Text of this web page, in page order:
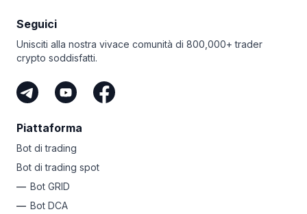
e ordini smart illimitati. Per non parlare dei futures, trailing
e del Take Profit per tutti i bot. Niente più FOMO: questo
piano ti consente di trarre profitto da ogni opportunità!
semplice per automatizzare i tuoi profitti. Perché non
iscriverti oggi e scatenare la tua anima crypto
Seguici
Unisciti alla nostra vivace comunità di 800,000+ trader
crypto soddisfatti.
Piattaforma
Bot di trading
Bot di trading spot
Bot GRID
Bot DCA